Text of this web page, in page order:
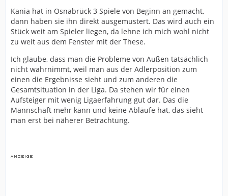
Kania hat in Osnabrück 3 Spiele von Beginn an gemacht,
dann haben sie ihn direkt ausgemustert. Das wird auch ein
Stück weit am Spieler liegen, da lehne ich mich wohl nicht
zu weit aus dem Fenster mit der These.
Ich glaube, dass man die Probleme von Außen tatsächlich
nicht wahrnimmt, weil man aus der Adlerposition zum
einen die Ergebnisse sieht und zum anderen die
Gesamtsituation in der Liga. Da stehen wir für einen
Aufsteiger mit wenig Ligaerfahrung gut dar. Das die
Mannschaft mehr kann und keine Abläufe hat, das sieht
man erst bei näherer Betrachtung.